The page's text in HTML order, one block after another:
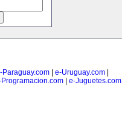
Paraguay.com e-Uruguay.com
e-Juguetes.com